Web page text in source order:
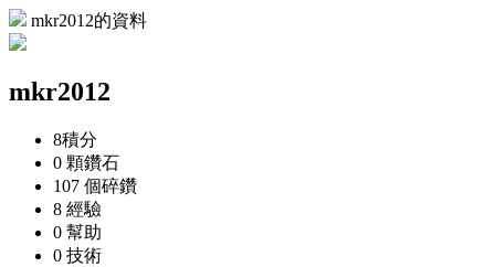
mkr2012的資料
mkr2012
8積分
0 顆鑽石
107 個碎鑽
8 經驗
0 幫助
0 技術